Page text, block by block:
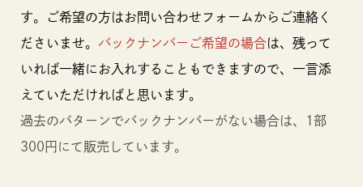
す。ご希望の方はお問い合わせフォームからご連絡く
ださいませ。 バックナンバーご希望の場合は、残って
いれば一緒にお入れすることもできますので、一言添
えていただければと思います。
過去のパターンでバックナンバーがない場合は、1部
300円にて販売しています。